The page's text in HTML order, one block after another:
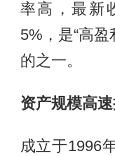
率高，最新
5%，是“高
的之一。
资产规模高
成立于1996